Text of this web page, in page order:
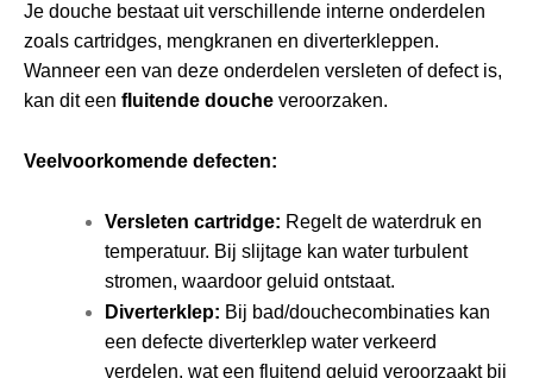
Je douche bestaat uit verschillende interne onderdelen
zoals cartridges, mengkranen en diverterkleppen.
Wanneer een van deze onderdelen versleten of defect is,
kan dit een fluitende douche veroorzaken.
Veelvoorkomende defecten:
Versleten cartridge: Regelt de waterdruk en
temperatuur. Bij slijtage kan water turbulent
stromen, waardoor geluid ontstaat.
Diverterklep: Bij bad/douchecombinaties kan
een defecte diverterklep water verkeerd
verdelen, wat een fluitend geluid veroorzaakt bij